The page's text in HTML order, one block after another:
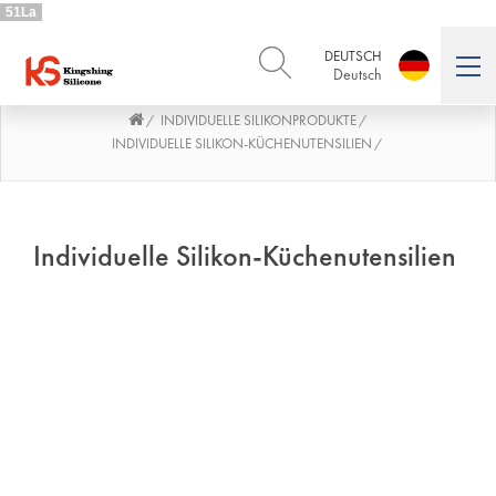
51La
DEUTSCH
Deutsch
ENGLISH
English
DEUTSCH
Deutsch
French Italiano
/ INDIVIDUELLE SILIKONPRODUKTE /
INDIVIDUELLE SILIKON-KÜCHENUTENSILIEN /
Individuelle Silikon-Küchenutensilien